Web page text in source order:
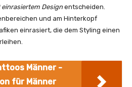
Design entscheiden.
und am Hinterkopf
einrasiert, die dem Styling einen
Männer -
für Männer